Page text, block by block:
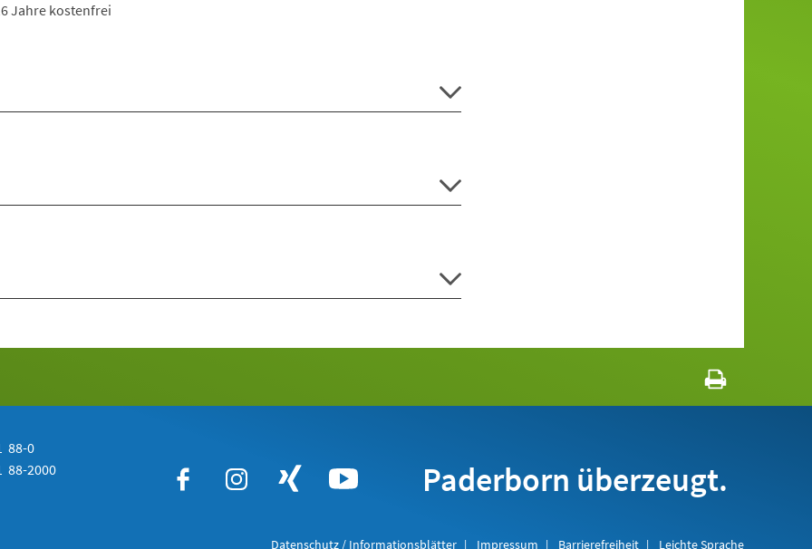
Jahre kostenfrei
88-0
88-2000 Paderborn überzeugt.
Datenschutz / Informationsblätter Impressum Barrierefreiheit Leichte Sprache